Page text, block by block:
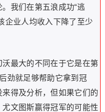
我们在第五浪成功“逃
企业人均收入下降了至少
最大的不同在于它是在第
劲就足够帮助它拿到冠
得及分析，但如果它们的
文图斯赢得冠军的可能性